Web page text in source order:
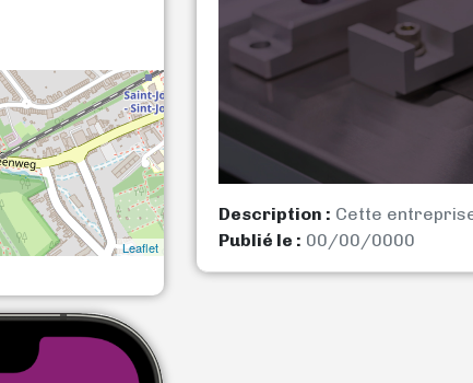
Leaflet
Description : Cette
Publié le : 00/00/0000